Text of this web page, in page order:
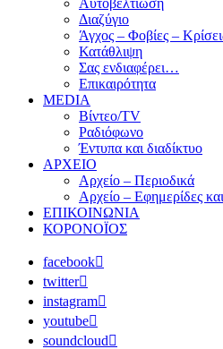
Αυτοβελτίωση
Διαζύγιο
Άγχος – Φοβίες –
Κατάθλιψη
Σας ενδιαφέρει…
Επικαιρότητα
MEDIA
Βίντεο/TV
Ραδιόφωνο
Έντυπα και διαδίκτυο
ΑΡΧΕΙΟ
Αρχείο – Περιοδικά
Αρχείο – Εφημερίδες
ΕΠΙΚΟΙΝΩΝΙΑ
ΚΟΡΟΝΟΪΟΣ
facebook
twitter
instagram
youtube
soundcloud